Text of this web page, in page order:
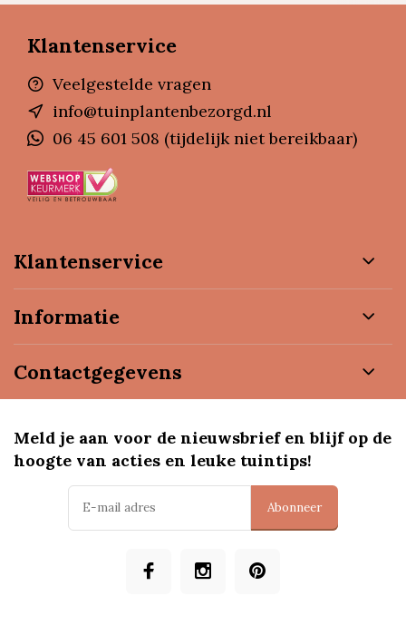
Klantenservice
Veelgestelde vragen
info@tuinplantenbezorgd.nl
06 45 601 508 (tijdelijk niet bereikbaar)
Klantenservice
Informatie
Contactgegevens
Meld je aan voor de nieuwsbrief en blijf op de
hoogte van acties en leuke tuintips!
Abonneer